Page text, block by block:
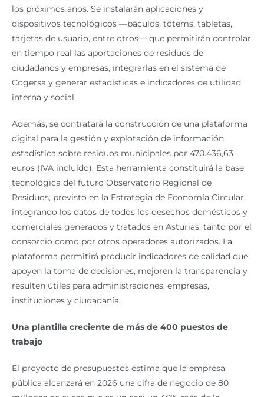
los próximos años. Se instalarán aplicaciones y
dispositivos tecnológicos —báculos, tótems, tabletas,
tarjetas de usuario, entre otros— que permitirán controlar
en tiempo real las aportaciones de residuos de
ciudadanos y empresas, integrarlas en el sistema de
Cogersa y generar estadísticas e indicadores de utilidad
interna y social.
Además, se contratará la construcción de una plataforma
digital para la gestión y explotación de información
estadística sobre residuos municipales por 470.436,63
euros (IVA incluido). Esta herramienta constituirá la base
tecnológica del futuro Observatorio Regional de
Residuos, previsto en la Estrategia de Economía Circular,
integrando los datos de todos los desechos domésticos y
comerciales generados y tratados en Asturias, tanto por el
consorcio como por otros operadores autorizados. La
plataforma permitirá producir indicadores de calidad que
apoyen la toma de decisiones, mejoren la transparencia y
resulten útiles para administraciones, empresas,
instituciones y ciudadanía.
Una plantilla creciente de más de 400 puestos de
trabajo
El proyecto de presupuestos estima que la empresa
pública alcanzará en 2026 una cifra de negocio de 80